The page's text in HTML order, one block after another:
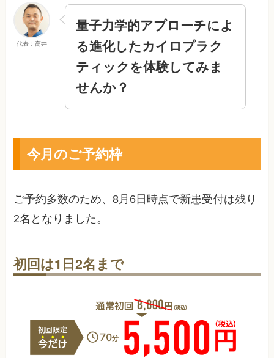
代表：高井
量子力学的アプローチによ
る進化したカイロプラク
ティックを体験してみま
せんか？
今月のご予約枠
ご予約多数のため、8月6日 時点で新患受付は残り
2名となりました。
初回は1日2名まで